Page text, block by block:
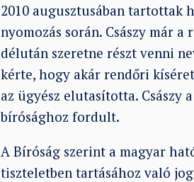
2010 augusztusában tartottak
nyomozás során. Császy már
délután szeretne részt venni
kérte, hogy akár rendőri
az ügyész elutasította. Császy
bírósághoz fordult.
A Bíróság szerint a magyar
tiszteletben tartásához való